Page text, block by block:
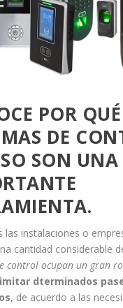
POR
DE
SON UNA
las instalaciones o
cantidad considerable
control ocupan un gran
dterminados
, de acuerdo a las